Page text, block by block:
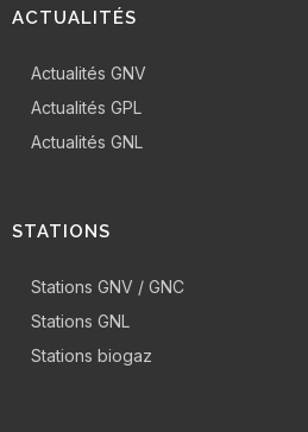
ACTUALITÉS
Actualités GNV
Actualités GPL
Actualités GNL
STATIONS
Stations GNV / GNC
Stations GNL
Stations biogaz